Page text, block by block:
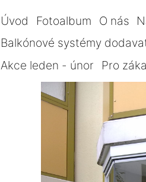
Úvod Fotoalbum O nás
Balkónové systémy
Akce leden - únor
Pro